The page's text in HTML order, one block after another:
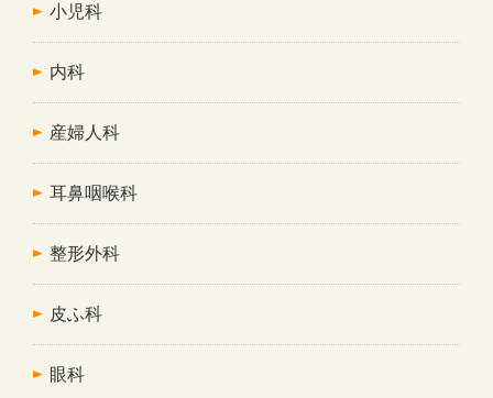
小児科
内科
産婦人科
耳鼻咽喉科
整形外科
皮ふ科
眼科